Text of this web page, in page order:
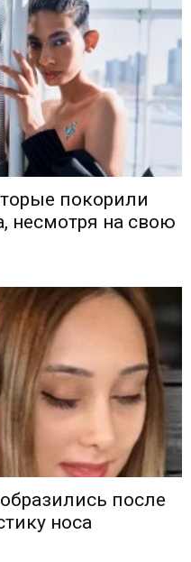
покорили
несмотря на свою
после
носа